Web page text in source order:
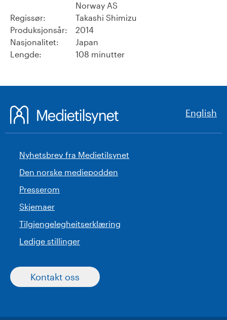
Norway AS
Regissør:
Takashi Shimizu
Produksjonsår:
2014
Nasjonalitet:
Japan
Lengde:
108 minutter
English
Nyhetsbrev fra Medietilsynet
Den norske mediepodden
Presserom
Skjemaer
Tilgjengelegheitserklæring
Ledige stillinger
Kontakt oss